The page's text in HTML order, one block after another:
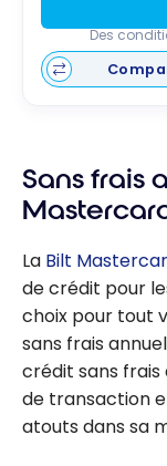
Des
Sans frais
La Bilt
de crédit pour
choix pour tout
sans frais
crédit sans frais
de transaction
atouts dans sa